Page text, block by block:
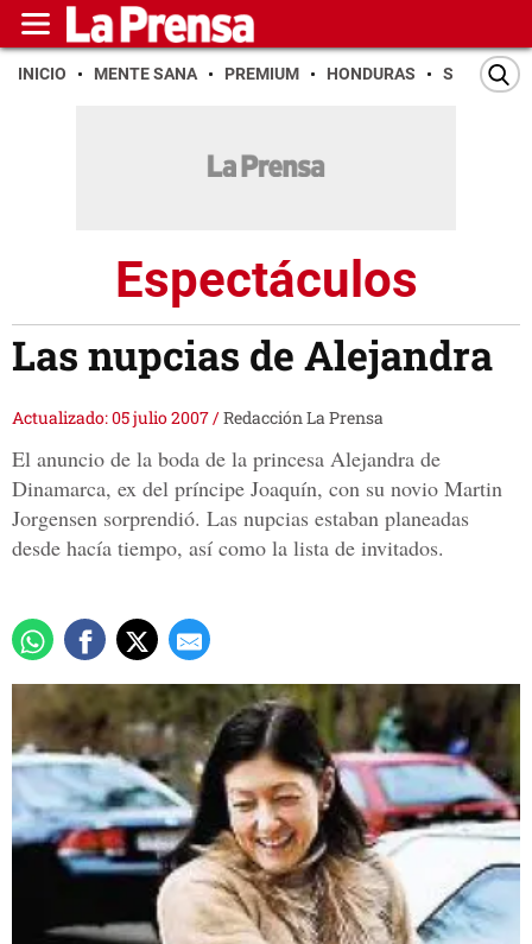
INICIO MENTE SANA PREMIUM HONDURAS SAN PEDRO
Espectáculos
Las nupcias de Alejandra
Actualizado: 05 julio 2007/Redacción La Prensa
El anuncio de la boda de la princesa Alejandra de
Dinamarca, ex del príncipe Joaquín, con su novio Martin
Jorgensen sorprendió. Las nupcias estaban planeadas
desde hacía tiempo, así como la lista de invitados.